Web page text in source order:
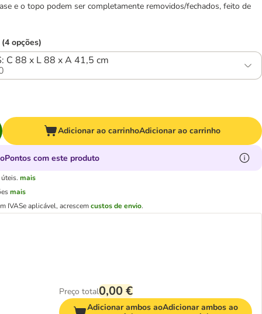
e o topo podem ser completamente removidos/fechados, feito de
opções)
C 88 x L 88 x A 41,5 cm
Adicionar ao carrinhoAdicionar ao carrinho
com este produto
mais
mais
IVASe aplicável, acrescemcustos de envio.
Preço total0,00 €
Adicionar ambos aoAdicionar ambos ao